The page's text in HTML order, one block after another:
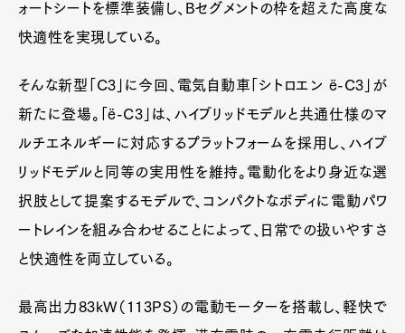
ォートシートを標準装備し、Bセグメントの枠を超えた高度な
快適性を実現している。
そんな新型「C3」に今回、電気自動車「シトロエン ë-C3」が
新たに登場。「ë-C3」は、ハイブリッドモデルと共通仕様のマ
ルチエネルギーに対応するプラットフォームを採用し、ハイブ
リッドモデルと同等の実用性を維持。電動化をより身近な選
択肢として提案するモデルで、コンパクトなボディに電動パワ
ートレインを組み合わせることによって、日常での扱いやすさ
と快適性を両立している。
最高出力83kW（113PS）の電動モーターを搭載し、軽快で